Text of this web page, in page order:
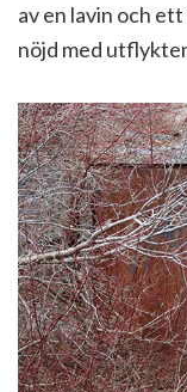
av en lavin och
nöjd med